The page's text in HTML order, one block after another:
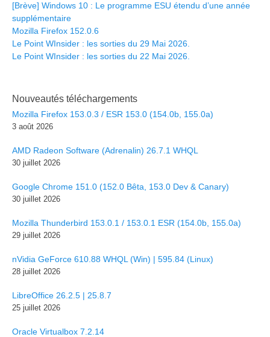
[Brève] Windows 10 : Le programme ESU étendu d’une année
supplémentaire
Mozilla Firefox 152.0.6
Le Point WInsider : les sorties du 29 Mai 2026.
Le Point WInsider : les sorties du 22 Mai 2026.
Nouveautés téléchargements
Mozilla Firefox 153.0.3 / ESR 153.0 (154.0b, 155.0a)
3 août 2026
AMD Radeon Software (Adrenalin) 26.7.1 WHQL
30 juillet 2026
Google Chrome 151.0 (152.0 Bêta, 153.0 Dev & Canary)
30 juillet 2026
Mozilla Thunderbird 153.0.1 / 153.0.1 ESR (154.0b, 155.0a)
29 juillet 2026
nVidia GeForce 610.88 WHQL (Win) | 595.84 (Linux)
28 juillet 2026
LibreOffice 26.2.5 | 25.8.7
25 juillet 2026
Oracle Virtualbox 7.2.14